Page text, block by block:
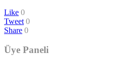
Like 0
Tweet 0
Share 0
Üye Paneli